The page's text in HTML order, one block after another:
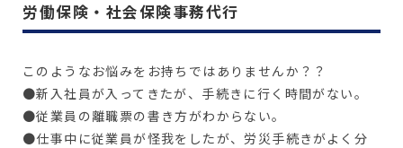
労働保険・社会保険事務代行
このようなお悩みをお持ちではありませんか？？
●新入社員が入ってきたが、手続きに行く時間がない。
●従業員の離職票の書き方がわからない。
●仕事中に従業員が怪我をしたが、労災手続きがよく分